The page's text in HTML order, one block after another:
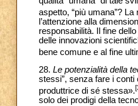
aspetto, “più umana”? La
l’attenzione alla
responsabilità. Il fine
delle innovazioni
bene comune e al fine
28. Le potenzialità della
stessi”, senza fare i
produttrice di sé stessa».
solo dei prodigi della